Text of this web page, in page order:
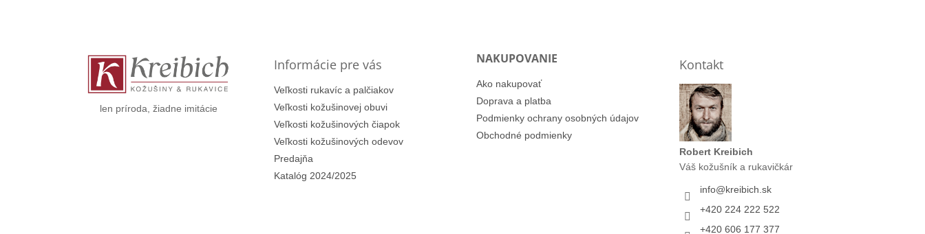
len príroda, žiadne imitácie
Informácie pre vás
Veľkosti rukavíc a palčiakov
Veľkosti kožušinovej obuvi
Veľkosti kožušinových čiapok
Veľkosti kožušinových odevov
Predajňa
Katalóg 2024/2025
NAKUPOVANIE
Ako nakupovať
Doprava a platba
Podmienky ochrany osobných údajov
Obchodné podmienky
Kontakt
Robert Kreibich
Váš kožušník a rukavičkár
info@kreibich.sk
+420 224 222 522
+420 606 177 377